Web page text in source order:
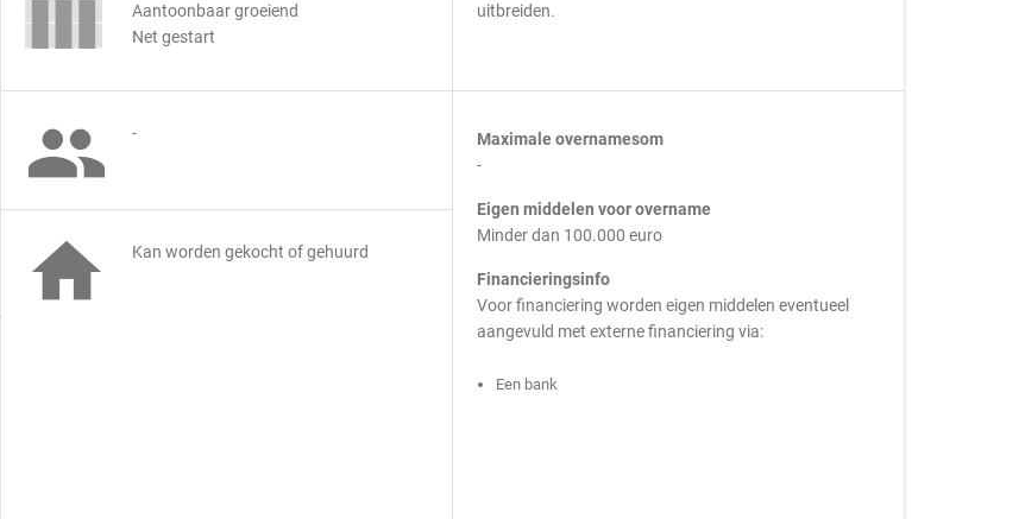
Aantoonbaar groeiend
Net gestart
 -
 Kan worden gekocht of gehuurd
uitbreiden.
Maximale overnamesom
-
Eigen middelen voor overname
Minder dan 100.000 euro
Financieringsinfo
Voor financiering worden eigen middelen eventueel
aangevuld met externe financiering via:
Een bank